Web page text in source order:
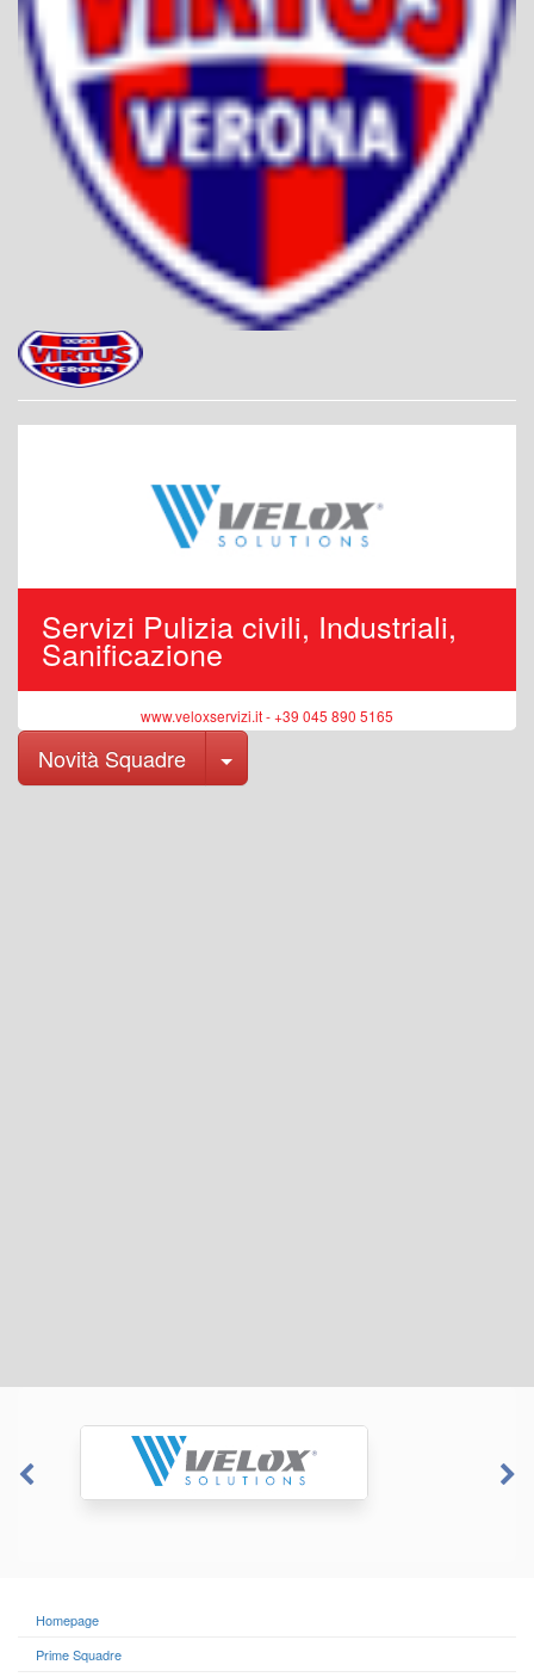
Servizi Pulizia civili, Industriali,
Sanificazione
www.veloxservizi.it - +39 045 890 5165
Novità Squadre Toggle Dropdown
Homepage
Prime Squadre